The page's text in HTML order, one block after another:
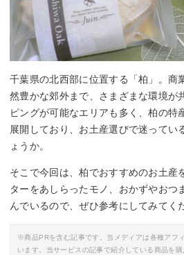
千葉県の北西部に位置する「柏」。商
然豊かな郊外まで、さまざまな環境が
ピングが可能なエリアも多く、柏の特
展開しており、お土産選びで迷ってい
ょうか。
そこで今回は、柏でおすすめのお土産
ターをあしらったモノ、おかずやおつ
んでいるので、ぜひ参考にしてみてく
※商品PRを含む記事です。当メディアは各種アフ
います。当サービスの記事で紹介している商品を